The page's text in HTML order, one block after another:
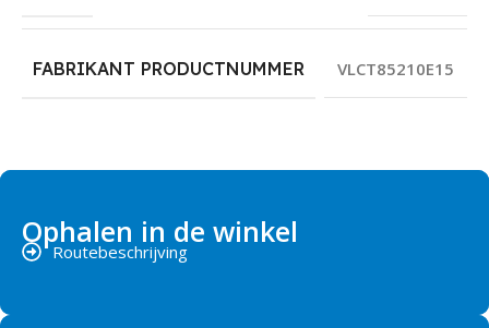
FABRIKANT PRODUCTNUMMER VLCT85210E15
Ophalen in de winkel
Routebeschrijving